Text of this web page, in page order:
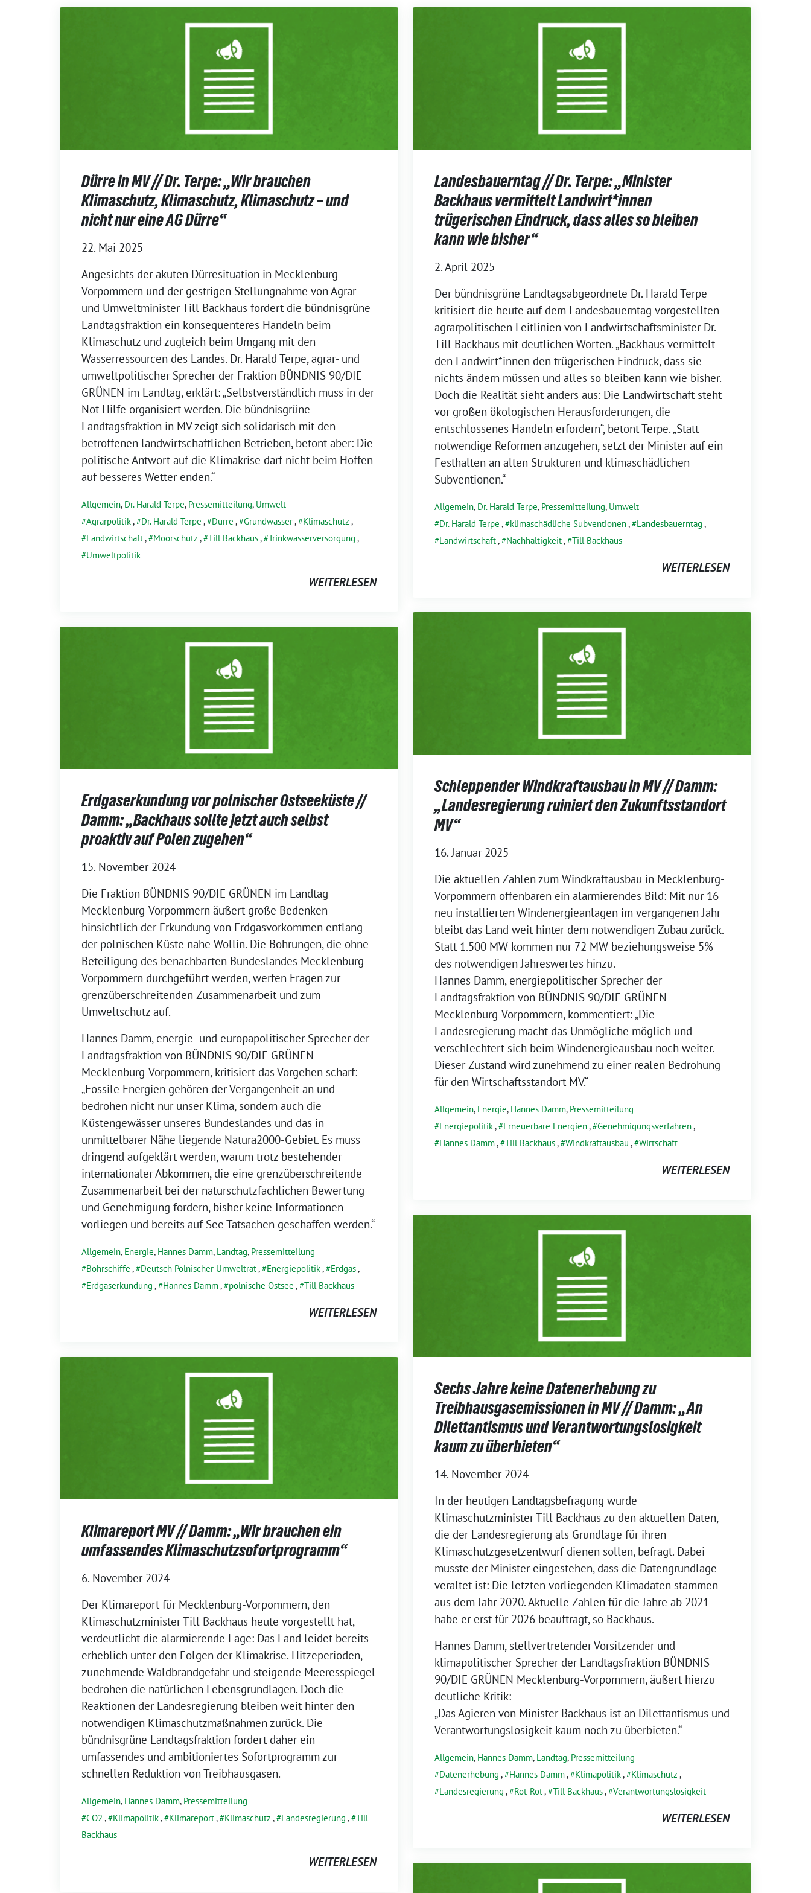
Dürre in MV // Dr. Terpe: „Wir brauchen
Klimaschutz, Klimaschutz, Klimaschutz – und
nicht nur eine AG Dürre“
22. Mai 2025
Angesichts der akuten Dürresituation in Mecklenburg-
Vorpommern und der gestrigen Stellungnahme von Agrar-
und Umweltminister Till Backhaus fordert die bündnisgrüne
Landtagsfraktion ein konsequenteres Handeln beim
Klimaschutz und zugleich beim Umgang mit den
Wasserressourcen des Landes. Dr. Harald Terpe, agrar- und
umweltpolitischer Sprecher der Fraktion BÜNDNIS 90/DIE
GRÜNEN im Landtag, erklärt: „Selbstverständlich muss in der
Not Hilfe organisiert werden. Die bündnisgrüne
Landtagsfraktion in MV zeigt sich solidarisch mit den
betroffenen landwirtschaftlichen Betrieben, betont aber: Die
politische Antwort auf die Klimakrise darf nicht beim Hoffen
auf besseres Wetter enden.“
Allgemein, Dr. Harald Terpe, Pressemitteilung, Umwelt
Agrarpolitik, Dr. Harald Terpe , Dürre , Grundwasser, Klimaschutz ,
Landwirtschaft, Moorschutz , Till Backhaus, Trinkwasserversorgung ,
Umweltpolitik
WEITERLESEN
Landesbauerntag // Dr. Terpe: „Minister
Backhaus vermittelt Landwirt*innen
trügerischen Eindruck, dass alles so bleiben
kann wie bisher“
2. April 2025
Der bündnisgrüne Landtagsabgeordnete Dr. Harald Terpe
kritisiert die heute auf dem Landesbauerntag vorgestellten
agrarpolitischen Leitlinien von Landwirtschaftsminister Dr.
Till Backhaus mit deutlichen Worten. „Backhaus vermittelt
den Landwirt*innen den trügerischen Eindruck, dass sie
nichts ändern müssen und alles so bleiben kann wie bisher.
Doch die Realität sieht anders aus: Die Landwirtschaft steht
vor großen ökologischen Herausforderungen, die
entschlossenes Handeln erfordern“, betont Terpe. „Statt
notwendige Reformen anzugehen, setzt der Minister auf ein
Festhalten an alten Strukturen und klimaschädlichen
Subventionen.“
Allgemein, Dr. Harald Terpe, Pressemitteilung, Umwelt
Dr. Harald Terpe , klimaschädliche Subventionen, Landesbauerntag ,
Landwirtschaft, Nachhaltigkeit, Till Backhaus
WEITERLESEN
Schleppender Windkraftausbau in MV // Damm:
„Landesregierung ruiniert den Zukunftsstandort
MV“
16. Januar 2025
Die aktuellen Zahlen zum Windkraftausbau in Mecklenburg-
Vorpommern offenbaren ein alarmierendes Bild: Mit nur 16
neu installierten Windenergieanlagen im vergangenen Jahr
bleibt das Land weit hinter dem notwendigen Zubau zurück.
Statt 1.500 MW kommen nur 72 MW beziehungsweise 5%
des notwendigen Jahreswertes hinzu.
Hannes Damm, energiepolitischer Sprecher der
Landtagsfraktion von BÜNDNIS 90/DIE GRÜNEN
Mecklenburg-Vorpommern, kommentiert: „Die
Landesregierung macht das Unmögliche möglich und
verschlechtert sich beim Windenergieausbau noch weiter.
Dieser Zustand wird zunehmend zu einer realen Bedrohung
für den Wirtschaftsstandort MV.“
Allgemein, Energie, Hannes Damm, Pressemitteilung
Energiepolitik, Erneuerbare Energien, Genehmigungsverfahren,
Hannes Damm, Till Backhaus, Windkraftausbau , Wirtschaft
WEITERLESEN
Erdgaserkundung vor polnischer Ostseeküste //
Damm: „Backhaus sollte jetzt auch selbst
proaktiv auf Polen zugehen“
15. November 2024
Die Fraktion BÜNDNIS 90/DIE GRÜNEN im Landtag
Mecklenburg-Vorpommern äußert große Bedenken
hinsichtlich der Erkundung von Erdgasvorkommen entlang
der polnischen Küste nahe Wollin. Die Bohrungen, die ohne
Beteiligung des benachbarten Bundeslandes Mecklenburg-
Vorpommern durchgeführt werden, werfen Fragen zur
grenzüberschreitenden Zusammenarbeit und zum
Umweltschutz auf.
Hannes Damm, energie- und europapolitischer Sprecher der
Landtagsfraktion von BÜNDNIS 90/DIE GRÜNEN
Mecklenburg-Vorpommern, kritisiert das Vorgehen scharf:
„Fossile Energien gehören der Vergangenheit an und
bedrohen nicht nur unser Klima, sondern auch die
Küstengewässer unseres Bundeslandes und das in
unmittelbarer Nähe liegende Natura2000-Gebiet. Es muss
dringend aufgeklärt werden, warum trotz bestehender
internationaler Abkommen, die eine grenzüberschreitende
Zusammenarbeit bei der naturschutzfachlichen Bewertung
und Genehmigung fordern, bisher keine Informationen
vorliegen und bereits auf See Tatsachen geschaffen werden.“
Allgemein, Energie, Hannes Damm, Landtag, Pressemitteilung
Bohrschiffe , Deutsch Polnischer Umweltrat, Energiepolitik, Erdgas,
Erdgaserkundung , Hannes Damm, polnische Ostsee , Till Backhaus
WEITERLESEN
Sechs Jahre keine Datenerhebung zu
Treibhausgasemissionen in MV // Damm: „An
Dilettantismus und Verantwortungslosigkeit
kaum zu überbieten“
14. November 2024
In der heutigen Landtagsbefragung wurde
Klimaschutzminister Till Backhaus zu den aktuellen Daten,
die der Landesregierung als Grundlage für ihren
Klimaschutzgesetzentwurf dienen sollen, befragt. Dabei
musste der Minister eingestehen, dass die Datengrundlage
veraltet ist: Die letzten vorliegenden Klimadaten stammen
aus dem Jahr 2020. Aktuelle Zahlen für die Jahre ab 2021
habe er erst für 2026 beauftragt, so Backhaus.
Hannes Damm, stellvertretender Vorsitzender und
klimapolitischer Sprecher der Landtagsfraktion BÜNDNIS
90/DIE GRÜNEN Mecklenburg-Vorpommern, äußert hierzu
deutliche Kritik:
„Das Agieren von Minister Backhaus ist an Dilettantismus und
Verantwortungslosigkeit kaum noch zu überbieten.“
Allgemein, Hannes Damm, Landtag, Pressemitteilung
Datenerhebung , Hannes Damm, Klimapolitik, Klimaschutz ,
Landesregierung , Rot-Rot, Till Backhaus, Verantwortungslosigkeit
WEITERLESEN
Klimareport MV // Damm: „Wir brauchen ein
umfassendes Klimaschutzsofortprogramm“
6. November 2024
Der Klimareport für Mecklenburg-Vorpommern, den
Klimaschutzminister Till Backhaus heute vorgestellt hat,
verdeutlicht die alarmierende Lage: Das Land leidet bereits
erheblich unter den Folgen der Klimakrise. Hitzeperioden,
zunehmende Waldbrandgefahr und steigende Meeresspiegel
bedrohen die natürlichen Lebensgrundlagen. Doch die
Reaktionen der Landesregierung bleiben weit hinter den
notwendigen Klimaschutzmaßnahmen zurück. Die
bündnisgrüne Landtagsfraktion fordert daher ein
umfassendes und ambitioniertes Sofortprogramm zur
schnellen Reduktion von Treibhausgasen.
Allgemein, Hannes Damm, Pressemitteilung
CO2 , Klimapolitik, Klimareport, Klimaschutz , Landesregierung , Till
Backhaus
WEITERLESEN